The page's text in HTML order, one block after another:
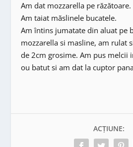
Am dat mozzarella pe răzătoare.
Am taiat măslinele bucatele.
Am întins jumatate din aluat pe
mozzarella si masline, am rulat
de 2cm grosime. Am pus melcii
ou batut si am dat la cuptor
ACȚIUNE: